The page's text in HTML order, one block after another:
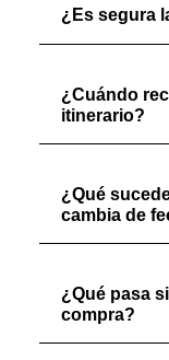
¿Es segura
¿Cuándo
itinerario?
¿Qué
cambia de
¿Qué pasa
compra?